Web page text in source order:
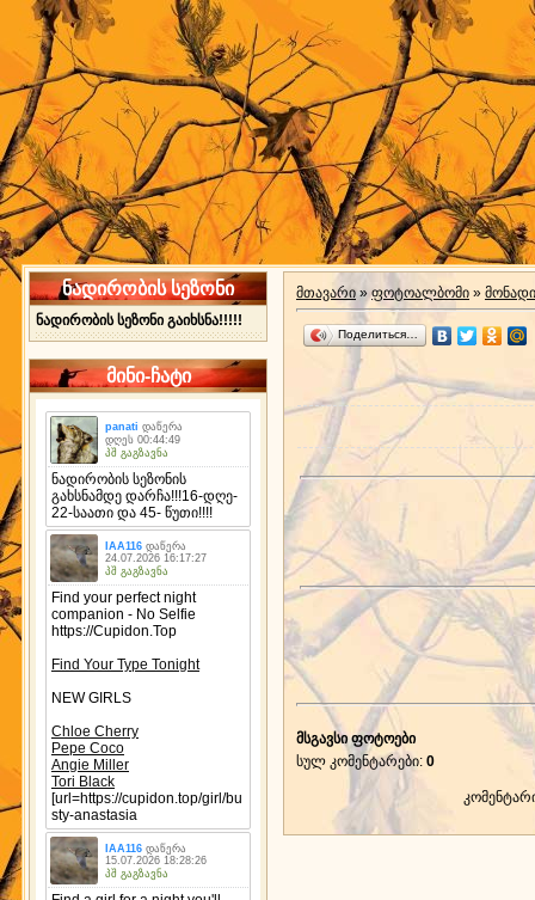
ნადირობის სეზონი
ნადირობის სეზონი გაიხსნა!!!!!
მინი-ჩატი
მთავარი » ფოტოალბომი »
Поделиться…
მსგავსი ფოტოები
სულ კომენტარები: 0